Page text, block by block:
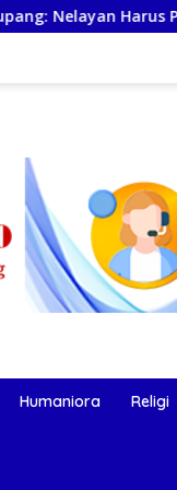
Pulang Selamat,
Humaniora Religi